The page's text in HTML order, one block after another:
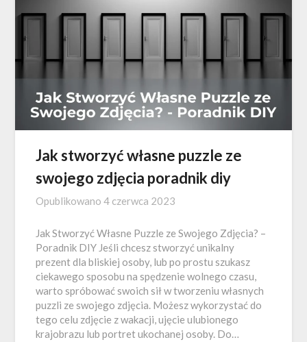
Jak stworzyć własne puzzle ze
swojego zdjęcia poradnik diy
Opublikowano4 czerwca 2023
Jak Stworzyć Własne Puzzle ze Swojego Zdjęcia? –
Poradnik DIY Jeśli chcesz stworzyć unikalny
prezent dla bliskiej osoby, lub po prostu szukasz
ciekawego sposobu na spędzenie wolnego czasu,
warto spróbować swoich sił w tworzeniu własnych
puzzli ze swojego zdjęcia. Możesz wykorzystać do
tego celu zdjęcie z wakacji, ujęcie ulubionego
krajobrazu lub portret ukochanej osoby. Do…